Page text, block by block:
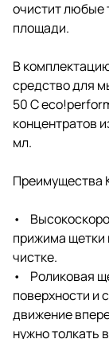
очистит любые
площади.
В
средство для
50 C
концентратов
мл.
Преимущества
•
прижима щетки
чистке.
• Роликовая
поверхности и
движение
нужно толкать